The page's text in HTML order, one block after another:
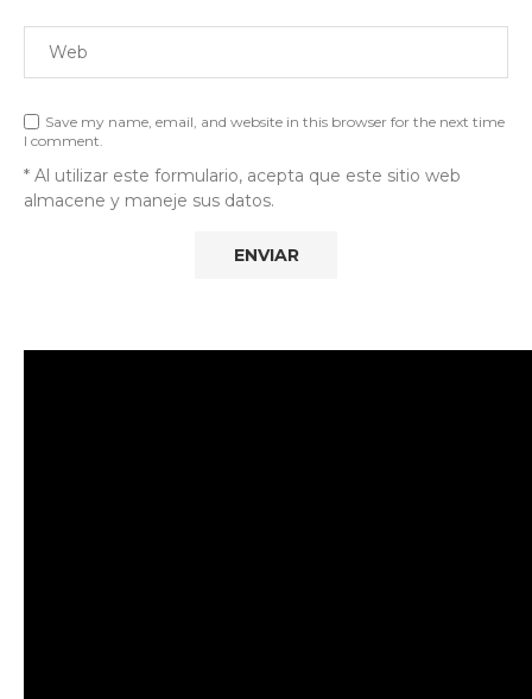
Save my name, email, and website in this browser for the next time
I comment.
* Al utilizar este formulario, acepta que este sitio web
almacene y maneje sus datos.